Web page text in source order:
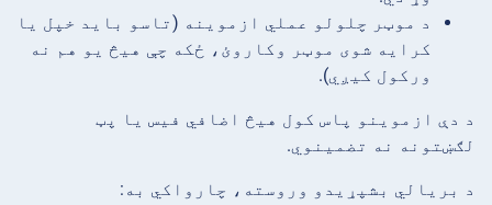
د موټر چلولو عملي ازموینه (تاسو باید خپل یا
کرایه شوی موټر وکاروئ، ځکه چې هیڅ یو هم نه
ورکول کیږي).
د دې ازموینو پاس کول هیڅ اضافي فیس یا پټ
لګښتونه نه تضمینوي.
د بریالي بشپړیدو وروسته، چارواکي به: